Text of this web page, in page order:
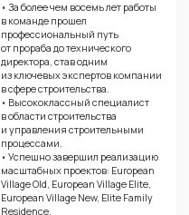
• За более чем восемь лет работы
в команде прошел
профессиональный путь
от прораба до технического
директора, став одним
из ключевых экспертов компании
в сфере строительства.
• Высококлассный специалист
в области строительства
и управления строительными
процессами.
• Успешно завершил реализацию
масштабных проектов: European
Village Old, European Village Elite,
European Village New, Elite Family
Residence.